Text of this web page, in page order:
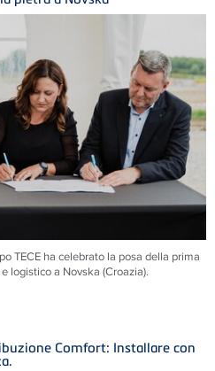
TECE ha celebrato la posa della prima
logistico a Novska (Croazia).
Comfort: Installare con